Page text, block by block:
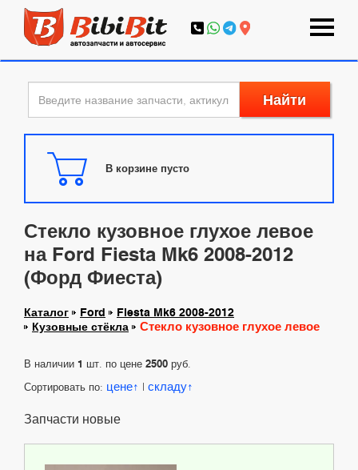
Найти
В корзине пусто
Стекло кузовное глухое левое
на Ford Fiesta Mk6 2008-2012
(Форд Фиеста)
Каталог Ford
Fiesta Mk6 2008-2012
Кузовные стёкла
Стекло кузовное глухое левое
В наличии 1 шт. по цене 2500 руб.
Сортировать по: цене | складу
Запчасти новые